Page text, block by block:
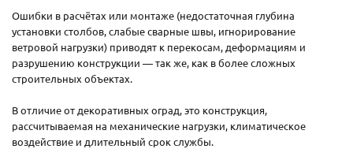
Ошибки в расчётах или монтаже (недостаточная глубина
установки столбов, слабые сварные швы, игнорирование
ветровой нагрузки) приводят к перекосам, деформациям и
разрушению конструкции — так же, как в более сложных
строительных объектах.
В отличие от декоративных оград, это конструкция,
рассчитываемая на механические нагрузки, климатическое
воздействие и длительный срок службы.